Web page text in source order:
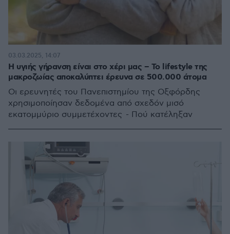
Η υγιής γήρανση είναι στο χέρι μας – Το lifestyle της
μακροζωίας αποκαλύπτει έρευνα σε 500.000 άτομα
Οι ερευνητές του Πανεπιστημίου της Οξφόρδης
χρησιμοποίησαν δεδομένα από σχεδόν μισό
εκατομμύριο συμμετέχοντες - Πού κατέληξαν
03.03.2025, 14:07